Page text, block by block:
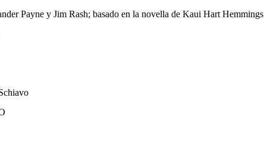
Payne y Jim Rash; basado en la novella de Kaui Hart Hemmings